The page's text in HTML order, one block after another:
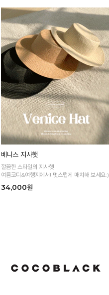
베니스 지사햇
깔끔한 스타일의 지사햇
여름코디&여행지에서! 멋스럽게 매치해 보세요:)
34,000원